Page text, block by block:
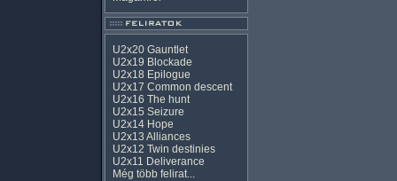
U2x20 Gauntlet
U2x19 Blockade
U2x18 Epilogue
U2x17 Common descent
U2x16 The hunt
U2x15 Seizure
U2x14 Hope
U2x13 Alliances
U2x12 Twin destinies
U2x11 Deliverance
Még több felirat...